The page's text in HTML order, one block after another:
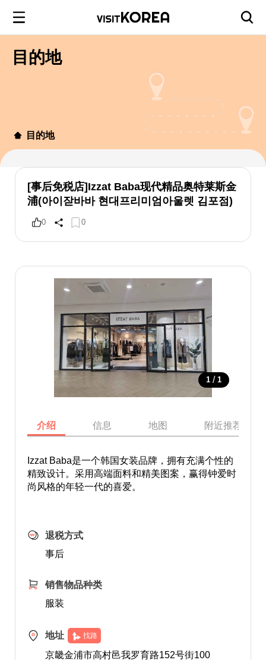
目的地
目的地
[事后免税店]Izzat Baba现代精品奥特莱斯金
浦(아이잗바바 현대프리미엄아울렛 김포점)
0 0
1 / 1
介绍 信息 地图 附近推荐景点
Izzat Baba是一个韩国女装品牌，拥有充满个性的
精致设计。采用高端面料和精美图案，赢得钟爱时
尚风格的年轻一代的喜爱。
退税方式
事后
销售物品种类
服装
地址 找路
京畿金浦市高村邑我罗育路152号街100